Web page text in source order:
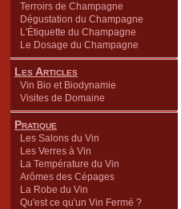
Terroirs de Champagne
Dégustation du Champagne
L'Étiquette du Champagne
Le Dosage du Champagne
Les Articles
Vin Bio et Biodynamie
Visites de Domaine
Pratique
Les Salons du Vin
Les Verres à Vin
La Température du Vin
Arômes des Cépages
La Robe du Vin
Qu'est ce qu'un Vin Fermé ?